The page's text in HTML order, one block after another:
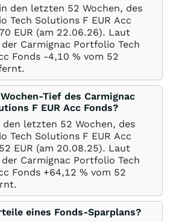
den letzten 52 Wochen, des
Tech Solutions F EUR Acc
EUR (am 22.06.26). Laut
Carmignac Portfolio Tech
Fonds -4,10 % vom 52
Tief des Carmignac
F EUR Acc Fonds?
letzten 52 Wochen, des
Tech Solutions F EUR Acc
EUR (am 20.08.25). Laut
Carmignac Portfolio Tech
Fonds +64,12 % vom 52
eines Fonds-Sparplans?